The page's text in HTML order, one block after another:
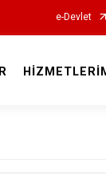
e-Devlet